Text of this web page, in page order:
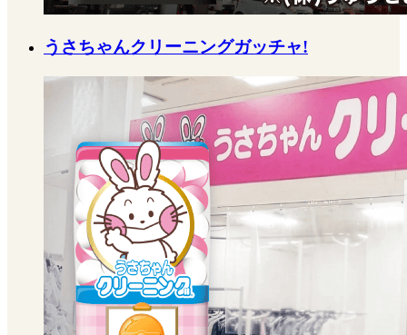
うさちゃんクリーニングガッチャ!